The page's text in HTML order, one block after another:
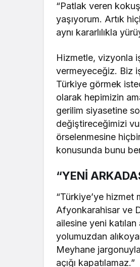
“Patlak veren
yaşıyorum. Artık
aynı kararlılıkla
Hizmetle, vizyonla
vermeyeceğiz. Biz
Türkiye görmek
olarak hepimizin
gerilim siyasetine
değiştireceğimizi
örselenmesine
konusunda bunu
“YENİ
“Türkiye’ye hizmet
Afyonkarahisar ve
ailesine yeni
yolumuzdan
Meyhane
açığı kapatılamaz.”